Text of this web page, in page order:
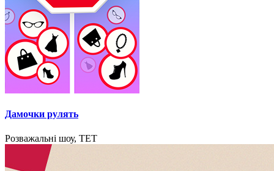
Дамочки рулять
Розважальні шоу, ТЕТ